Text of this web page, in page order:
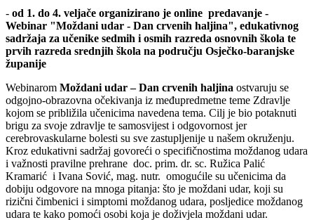
- od 1. do 4. veljače organizirano je online predavanje -
Webinar "Moždani udar - Dan crvenih haljina", edukativnog
sadržaja za učenike sedmih i osmih razreda osnovnih škola te
prvih razreda srednjih škola na području Osječko-baranjske
županije
Webinarom Moždani udar – Dan crvenih haljina ostvaruju se
odgojno-obrazovna očekivanja iz međupredmetne teme Zdravlje
kojom se približila učenicima navedena tema. Cilj je bio potaknuti
brigu za svoje zdravlje te samosvijest i odgovornost jer
cerebrovaskularne bolesti su sve zastupljenije u našem okruženju.
Kroz edukativni sadržaj govoreći o specifičnostima moždanog udara
i važnosti pravilne prehrane doc. prim. dr. sc. Ružica Palić
Kramarić i Ivana Sović, mag. nutr. omogućile su učenicima da
dobiju odgovore na mnoga pitanja: što je moždani udar, koji su
rizični čimbenici i simptomi moždanog udara, posljedice moždanog
udara te kako pomoći osobi koja je doživjela moždani udar.